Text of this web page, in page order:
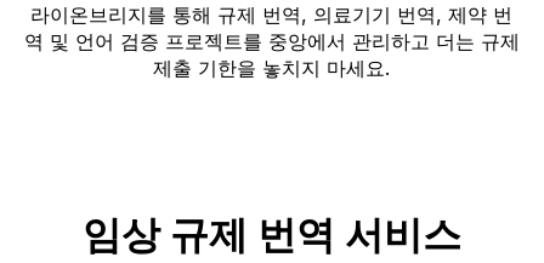
라이온브리지를 통해 규제 번역, 의료기기 번역, 제약 번
역 및 언어 검증 프로젝트를 중앙에서 관리하고 더는 규제
제출 기한을 놓치지 마세요.
임상 규제 번역 서비스